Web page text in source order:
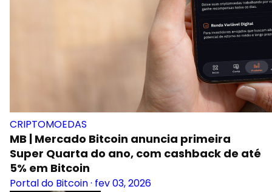
CRIPTOMOEDAS
MB | Mercado Bitcoin anuncia primeira
Super Quarta do ano, com cashback de até
5% em Bitcoin
Portal do Bitcoin· fev 03, 2026